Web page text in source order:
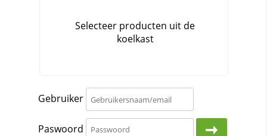
Gebruiker
Paswoord